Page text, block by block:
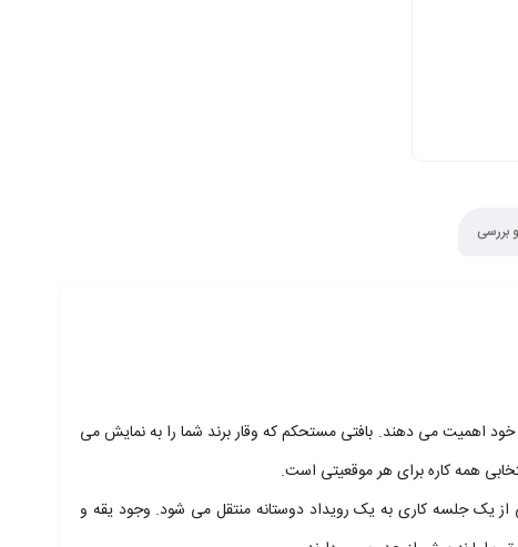
بررسی
اهمیت می دهند. بافتی مستحکم که وقار برند شما را به نمایش می
همه کاره برای هر موقعیتی است.
از یک جلسه کاری به یک رویداد دوستانه منتقل می شود. وجود یقه و